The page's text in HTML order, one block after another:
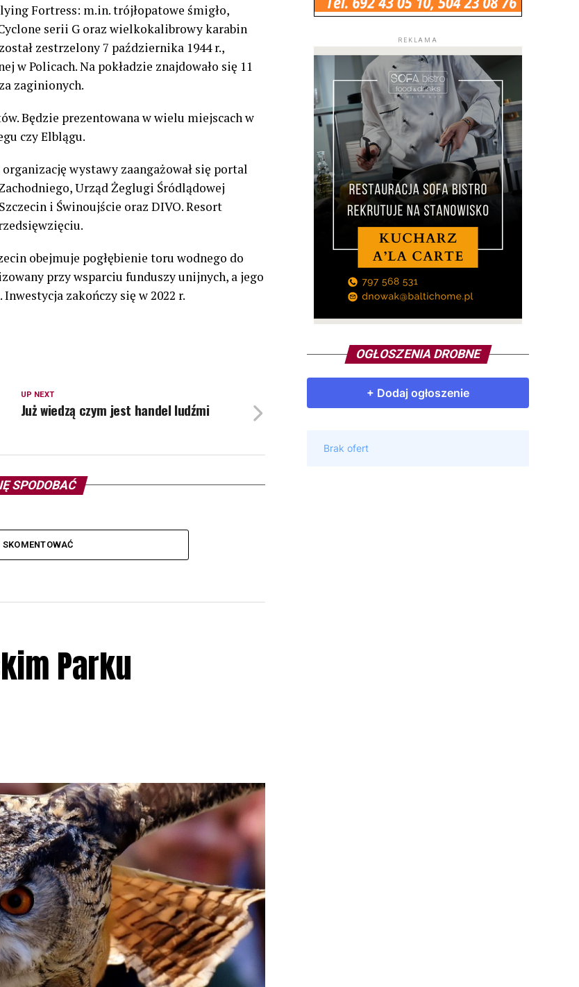
Fortress: m.in. trójłopatowe śmigło,
serii G oraz wielkokalibrowy karabin
zestrzelony 7 października 1944 r.,
w Policach. Na pokładzie znajdowało się 11
zaginionych.
Będzie prezentowana w wielu miejscach w
czy Elblągu.
wystawy zaangażował się portal
Urząd Żeglugi Śródlądowej
i Świnoujście oraz DIVO. Resort
obejmuje pogłębienie toru wodnego do
przy wsparciu funduszy unijnych, a jego
zakończy się w 2022 r.
UP NEXT
Już wiedzą czym jest handel ludźmi
SPODOBAĆ
Parku
REKLAMA
OGŁOSZENIA DROBNE